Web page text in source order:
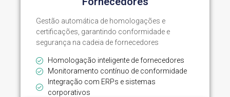
Gestão automática de homologações e
certificações, garantindo conformidade e
segurança na cadeia de fornecedores
Homologação inteligente de fornecedores
Monitoramento contínuo de conformidade
Integração com ERPs e sistemas
corporativos